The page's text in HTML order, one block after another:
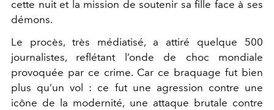
cette nuit et la mission de soutenir sa fille face à ses
démons.
Le procès, très médiatisé, a attiré quelque 500
journalistes, reflétant l’onde de choc mondiale
provoquée par ce crime. Car ce braquage fut bien
plus qu’un vol : ce fut une agression contre une
icône de la modernité, une attaque brutale contre